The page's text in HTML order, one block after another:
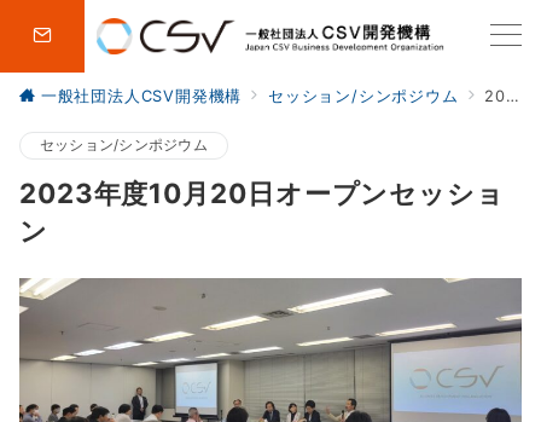
一般社団法人CSV開発機構 セッション/シンポジウム 2023年度10月20日オープンセッション
セッション/シンポジウム
2023年度10月20日オープンセッショ
ン